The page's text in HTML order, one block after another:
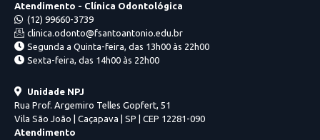
Atendimento - Clínica Odontológica
(12) 99660-3739
clinica.odonto@fsantoantonio.edu.br
Segunda a Quinta-feira, das 13h00 às 22h00
Sexta-feira, das 14h00 às 22h00
Unidade NPJ
Rua Prof. Argemiro Telles Gopfert, 51
Vila São João | Caçapava | SP | CEP 12281-090
Atendimento